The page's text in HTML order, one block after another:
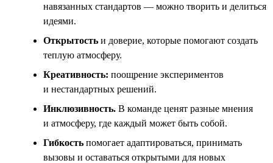
навязанных стандартов — можно творить и делиться
идеями.
Открытость и доверие, которые помогают создать
теплую атмосферу.
Креативность: поощрение экспериментов
и нестандартных решений.
Инклюзивность. В команде ценят разные мнения
и атмосферу, где каждый может быть собой.
Гибкость помогает адаптироваться, принимать
вызовы и оставаться открытыми для новых